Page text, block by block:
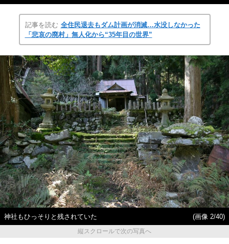
記事を読む 全住民退去もダム計画が消滅…水没しなかった
「悲哀の廃村」無人化から“35年目の世界”
神社もひっそりと残されていた
(画像 2/40)
縦スクロールで次の写真へ